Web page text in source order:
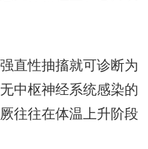
直性抽搐就可诊断为
中枢神经系统感染的
往往在体温上升阶段